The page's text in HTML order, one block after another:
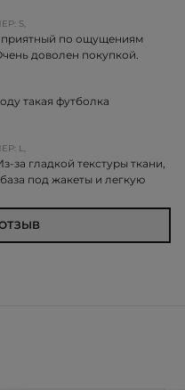
S,
приятный по ощущениям
доволен покупкой.
такая футболка
L,
за гладкой текстуры ткани,
под жакеты и легкую